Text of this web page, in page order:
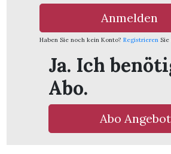
Anmelden
Haben Sie noch kein Konto? Registrieren
Ja. Ich
Abo.
Abo